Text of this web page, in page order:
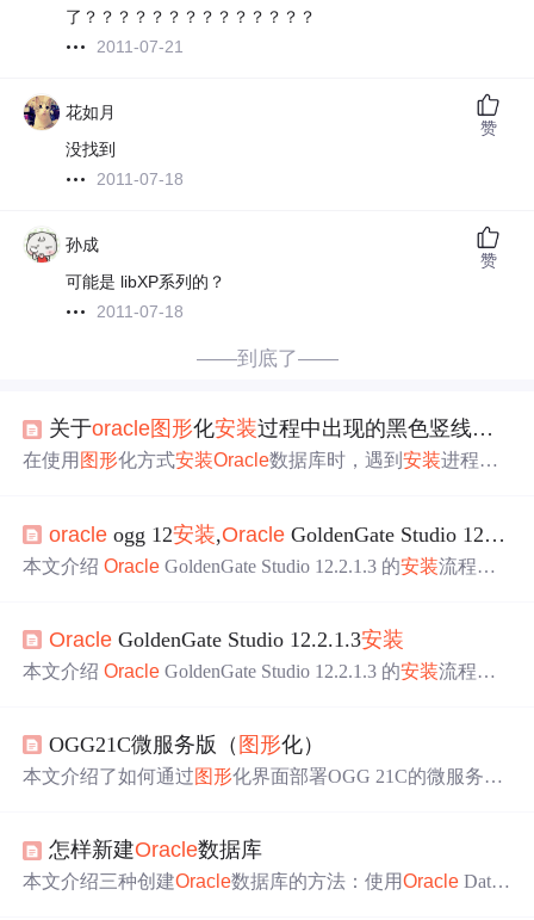
了？？？？？？？？？？？？？？
2011-07-21
花如月
没找到
2011-07-18
赞
孙成
可能是 libXP系列的？
2011-07-18
赞
——到底了——
关于oracle图形化安装过程中出现的黑色竖线的处理办法
在使用 图形化方式安装Oracle数据库时，遇到安装进程停
oracle ogg 12安装,Oracle GoldenGate Studio 12.2.1.3
本文介绍Oracle GoldenGate Studio 12.2.1.3 的安装流程，
Oracle GoldenGate Studio 12.2.1.3安装
本文介绍Oracle GoldenGate Studio 12.2.1.3 的安装流程，
OGG21C微服务版（ 图形化）
本文介绍了如何通过图形化界面部署OGG 21C的微服务版
怎样新建Oracle数据库
本文介绍三种创建Oracle数据库的方法：使用Oracle Datab